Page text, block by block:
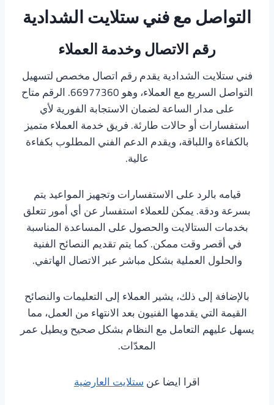
التواصل مع فني ستلايت الشدادية
رقم الاتصال وخدمة العملاء
فني ستلايت الشدادية يقدم رقم اتصال مخصص لتسهيل
التواصل السريع مع العملاء، وهو 66977360. الرقم متاح
على مدار الساعة لضمان الاستجابة الفورية لأي
استفسارات أو حالات طارئة. فريق خدمة العملاء متميز
بالكفاءة واللباقة، ويقدم الدعم الفني المطلوب بكفاءة
عالية.
قيامه بالرد على الاستفسارات وتجهيز المواعيد يتم
بسرعة ودقة. يمكن للعملاء استفسار عن أي أمور تتعلق
بخدمات الستالايت والحصول على المساعدة المناسبة
في أقصر وقت ممكن. كما يتم تقديم النصائح الفنية
والحلول العملية بشكل مباشر عبر الاتصال الهاتفي.
بالإضافة إلى ذلك، يشير العملاء إلى التعليمات والنصائح
القيمة التي يقدمها الفنيون بعد الانتهاء من العمل، مما
يسهل عليهم التعامل مع النظام بشكل صحيح ويطيل عمر
المعدّات.
اقرا ايضا عنستلايت العارضية